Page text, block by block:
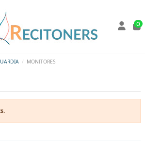
0
MONITORES